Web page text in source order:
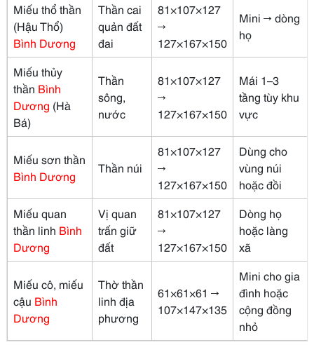
Miếu thổ thần
(Hậu Thổ)
Bình Dương
Thần cai
quản đất
đai
81×107×127
→
127×167×150
Mini → dòng
họ
Miếu thủy
thần Bình
Dương (Hà
Bá)
Thần
sông,
nước
81×107×127
→
127×167×150
Mái 1–3
tầng tùy khu
vực
Miếu sơn thần
Bình Dương
Thần núi
81×107×127
→
127×167×150
Dùng cho
vùng núi
hoặc đồi
Miếu quan
thần linh Bình
Dương
Vị quan
trấn giữ
đất
81×107×127
→
127×167×150
Dòng họ
hoặc làng
xã
Miếu cô, miếu
cậu Bình
Dương
Thờ thần
linh địa
phương
61×61×61 →
107×147×135
Mini cho gia
đình hoặc
cộng đồng
nhỏ